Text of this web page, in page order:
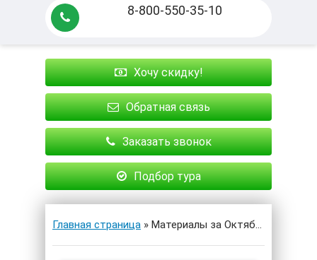
8-800-550-35-10
Хочу скидку!
Обратная связь
Заказать звонок
Подбор тура
Главная страница » Материалы за Октябрь 2018 года